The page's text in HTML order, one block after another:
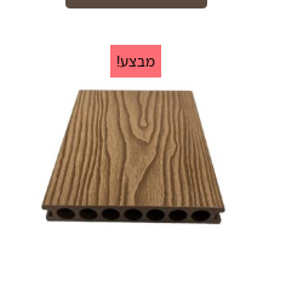
מבצע!המחיר
המקורי
היה:
49.50 ₪.
29.50 ₪.